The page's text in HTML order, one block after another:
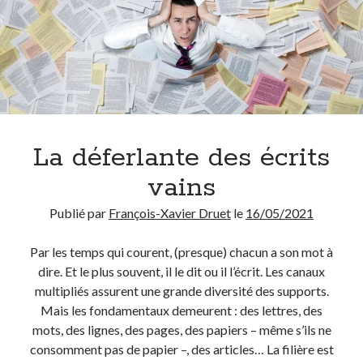
La déferlante des écrits
vains
Publié par François-Xavier Druet le 16/05/2021
Par les temps qui courent, (presque) chacun a son mot à
dire. Et le plus souvent, il le dit ou il l’écrit. Les canaux
multipliés assurent une grande diversité des supports.
Mais les fondamentaux demeurent : des lettres, des
mots, des lignes, des pages, des papiers – même s’ils ne
consomment pas de papier –, des articles… La filière est